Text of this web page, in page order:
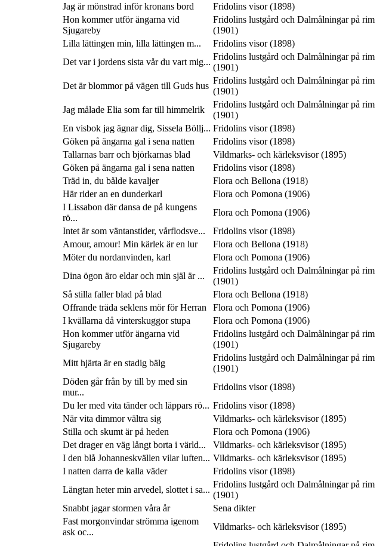
Jag är mönstrad inför kronans bord
Fridolins visor (1898)
Hon kommer utför ängarna vid
Sjugareby
Fridolins lustgård och Dalmålningar på rim
(1901)
Lilla lättingen min, lilla lättingen m...
Fridolins visor (1898)
Det var i jordens sista vår du vart mig...
Fridolins lustgård och Dalmålningar på rim
(1901)
Det är blommor på vägen till Guds hus
Fridolins lustgård och Dalmålningar på rim
(1901)
Jag målade Elia som far till himmelrik
Fridolins lustgård och Dalmålningar på rim
(1901)
En visbok jag ägnar dig, Sissela Böllj... Fridolins visor (1898)
Göken på ängarna gal i sena natten
Fridolins visor (1898)
Tallarnas barr och björkarnas blad
Vildmarks- och kärleksvisor (1895)
Göken på ängarna gal i sena natten
Fridolins visor (1898)
Träd in, du bålde kavaljer
Flora och Bellona (1918)
Här rider an en dunderkarl
Flora och Pomona (1906)
I Lissabon där dansa de på kungens
rö...
Flora och Pomona (1906)
Intet är som väntanstider, vårflodsve...
Fridolins visor (1898)
Amour, amour! Min kärlek är en lur
Flora och Bellona (1918)
Möter du nordanvinden, karl
Flora och Pomona (1906)
Dina ögon äro eldar och min själ är ...
Fridolins lustgård och Dalmålningar på rim
(1901)
Så stilla faller blad på blad
Flora och Bellona (1918)
Offrande träda seklens mör för Herran
Flora och Pomona (1906)
I kvällarna då vinterskuggor stupa
Flora och Pomona (1906)
Hon kommer utför ängarna vid
Sjugareby
Fridolins lustgård och Dalmålningar på rim
(1901)
Mitt hjärta är en stadig bälg
Fridolins lustgård och Dalmålningar på rim
(1901)
Döden går från by till by med sin
mur...
Fridolins visor (1898)
Du ler med vita tänder och läppars rö... Fridolins visor (1898)
När vita dimmor vältra sig
Vildmarks- och kärleksvisor (1895)
Stilla och skumt är på heden
Flora och Pomona (1906)
Det drager en väg långt borta i värld...
Vildmarks- och kärleksvisor (1895)
I den blå Johanneskvällen vilar luften... Vildmarks- och kärleksvisor (1895)
I natten darra de kalla väder
Fridolins visor (1898)
Längtan heter min arvedel, slottet i sa...
Fridolins lustgård och Dalmålningar på rim
(1901)
Snabbt jagar stormen våra år
Sena dikter
Fast morgonvindar strömma igenom
ask oc...
Vildmarks- och kärleksvisor (1895)